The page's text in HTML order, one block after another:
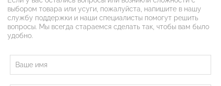
выбором товара или усуги, пожалуйста, напишите в нашу
службу поддержки и наши специалисты помогут решить
вопросы. Мы всегда стараемся сделать так, чтобы вам было
удобно.